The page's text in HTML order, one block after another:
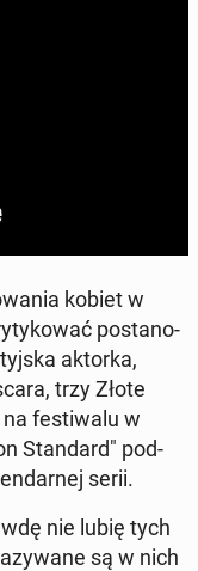
kobiet w
po­sta­no­
aktorka,
trzy Złote
na fe­sti­wa­lu w
Stan­dard" pod­
serii.
nie lubię tych
są w nich